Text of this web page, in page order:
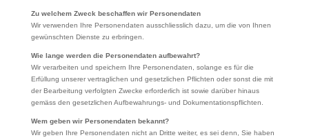
Zu welchem Zweck beschaffen wir Personendaten
Wir verwenden Ihre Personendaten ausschliesslich dazu, um die von Ihnen
gewünschten Dienste zu erbringen.
Wie lange werden die Personendaten aufbewahrt?
Wir verarbeiten und speichern Ihre Personendaten, solange es für die
Erfüllung unserer vertraglichen und gesetzlichen Pflichten oder sonst die mit
der Bearbeitung verfolgten Zwecke erforderlich ist sowie darüber hinaus
gemäss den gesetzlichen Aufbewahrungs- und Dokumentationspflichten.
Wem geben wir Personendaten bekannt?
Wir geben Ihre Personendaten nicht an Dritte weiter, es sei denn, Sie haben